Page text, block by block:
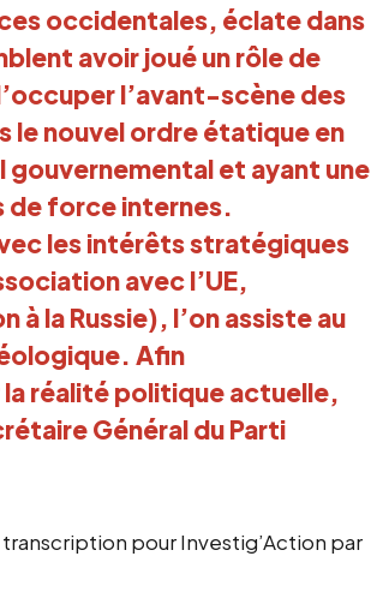
occidentales, éclate dans
avoir joué un rôle de
l’avant-scène des
le nouvel ordre étatique en
et ayant une
de force internes.
les intérêts stratégiques
avec l’UE,
la Russie), l’on assiste au
Afin
réalité politique actuelle,
Général du Parti
pour Investig’Action par